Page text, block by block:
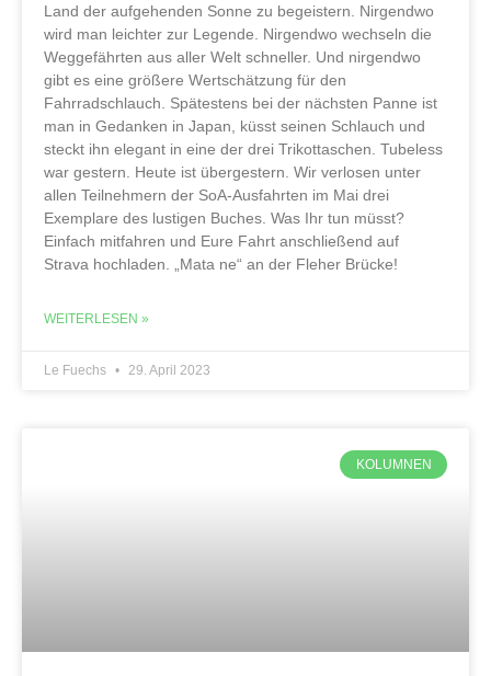
Land der aufgehenden Sonne zu begeistern. Nirgendwo
wird man leichter zur Legende. Nirgendwo wechseln die
Weggefährten aus aller Welt schneller. Und nirgendwo
gibt es eine größere Wertschätzung für den
Fahrradschlauch. Spätestens bei der nächsten Panne ist
man in Gedanken in Japan, küsst seinen Schlauch und
steckt ihn elegant in eine der drei Trikottaschen. Tubeless
war gestern. Heute ist übergestern. Wir verlosen unter
allen Teilnehmern der SoA-Ausfahrten im Mai drei
Exemplare des lustigen Buches. Was Ihr tun müsst?
Einfach mitfahren und Eure Fahrt anschließend auf
Strava hochladen. „Mata ne“ an der Fleher Brücke!
WEITERLESEN »
Le Fuechs 29. April 2023
KOLUMNEN